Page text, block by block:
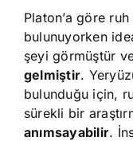
Platon’a göre
bulunuyorken
şeyi görmüştür
gelmiştir.
bulunduğu için,
sürekli bir
anımsayabilir.